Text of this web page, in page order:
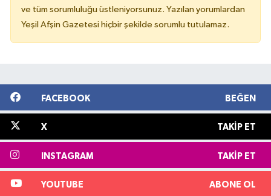
ve tüm sorumluluğu üstleniyorsunuz. Yazılan yorumlardan
Yeşil Afşin Gazetesi hiçbir şekilde sorumlu tutulamaz.
FACEBOOK BEĞEN
X TAKIP ET
INSTAGRAM TAKIP ET
YOUTUBE ABONE OL